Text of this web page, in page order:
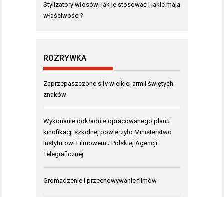
Stylizatory włosów: jak je stosować i jakie mają
właściwości?
ROZRYWKA
Zaprzepaszczone siły wielkiej armii świętych
znaków
Wykonanie dokładnie opracowanego planu
kinofikacji szkolnej powierzyło Ministerstwo
Instytutowi Filmowemu Polskiej Agencji
Telegraficznej
Gromadzenie i przechowywanie filmów